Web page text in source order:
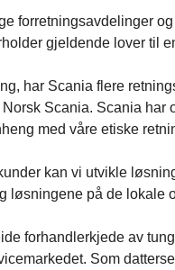
forretningsavdelinger
gjeldende lover til
har Scania flere
Scania. Scania har
med våre etiske
kan vi utvikle
løsningene på de lokale
forhandlerkjede av
Som